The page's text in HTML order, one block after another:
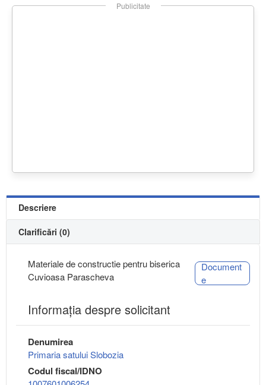
Publicitate
Descriere
Clarificări (0)
Materiale de constructie pentru biserica
Cuvioasa Parascheva
Document
e
Informaţia despre solicitant
Denumirea
Primaria satului Slobozia
Codul fiscal/IDNO